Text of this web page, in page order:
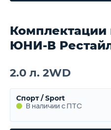
ЮНИ-В
2.0 л. 2WD
Спорт / Sport
В наличии с ПТС